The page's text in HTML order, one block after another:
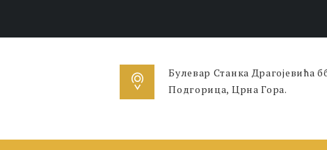
Булевар Станка Драгојевића
Подгорица, Црна Гора.